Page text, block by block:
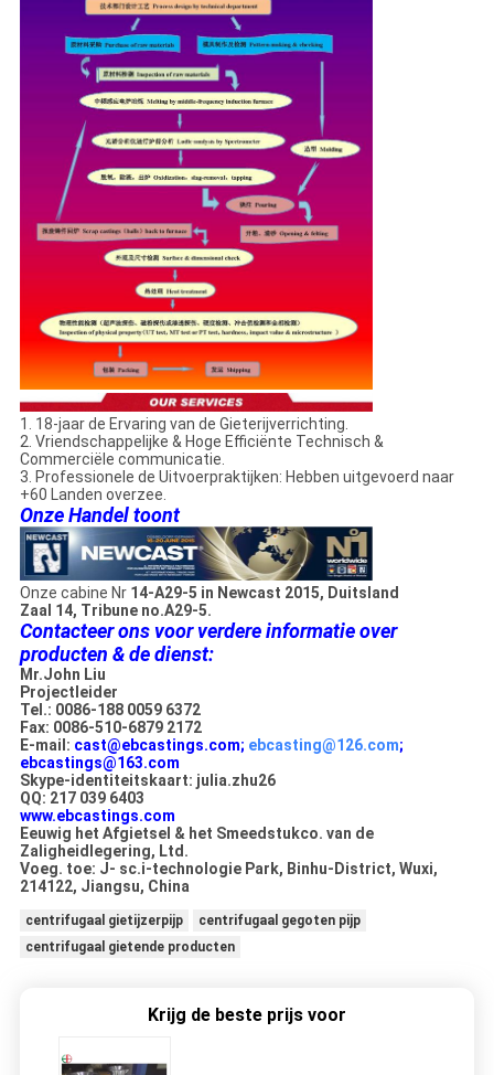
1. 18-jaar de Ervaring van de Gieterijverrichting.
2. Vriendschappelijke & Hoge Efficiënte Technisch &
Commerciële communicatie.
3. Professionele de Uitvoerpraktijken: Hebben uitgevoerd naar
+60 Landen overzee.
Onze Handel toont
Onze cabine Nr 14-A29-5 in Newcast 2015, Duitsland
Zaal 14, Tribune no.A29-5.
Contacteer ons voor verdere informatie over
producten & de dienst:
Mr.John Liu
Projectleider
Tel.: 0086-188 0059 6372
Fax: 0086-510-6879 2172
E-mail: cast@ebcastings.com; ebcasting@126.com;
ebcastings@163.com
Skype-identiteitskaart: julia.zhu26
QQ: 217 039 6403
www.ebcastings.com
Eeuwig het Afgietsel & het Smeedstukco. van de
Zaligheidlegering, Ltd.
Voeg. toe: J- sc.i-technologie Park, Binhu-District, Wuxi,
214122, Jiangsu, China
centrifugaal gietijzerpijp
centrifugaal gegoten pijp
centrifugaal gietende producten
Krijg de beste prijs voor